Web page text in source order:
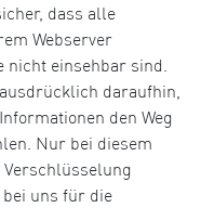
dass alle
Webserver
einsehbar sind.
daraufhin,
den Weg
Nur bei diesem
uns für die